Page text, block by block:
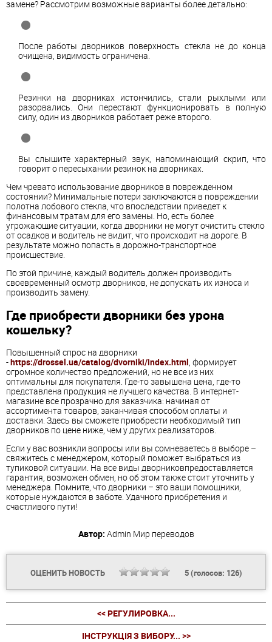
замене? Рассмотрим возможные варианты более детально:
После работы дворников поверхность стекла не до конца
очищена, видимость ограничена.
Резинки на дворниках истончились, стали рыхлыми или
разорвались. Они перестают функционировать в полную
силу, один из дворников работает реже второго.
Вы слышите характерный звук, напоминающий скрип, что
говорит о пересыхании резинок на дворниках.
Чем чревато использование дворников в поврежденном
состоянии? Минимальные потери заключаются в повреждении
полотна лобового стекла, что впоследствии приведет к
финансовым тратам для его замены. Но, есть более
угрожающие ситуации, когда дворники не могут очистить стекло
от осадков и водитель не видит, что происходит на дороге. В
результате можно попасть в дорожно-транспортное
происшествие.
По этой причине, каждый водитель должен производить
своевременный осмотр дворников, не допускать их износа и
производить замену.
Где приобрести дворники без урона
кошельку?
Повышенный спрос на дворники
-https://drossel.ua/catalog/dvorniki/index.html , формирует
огромное количество предложений, но не все из них
оптимальны для покупателя. Где-то завышена цена, где-то
представлена продукция не лучшего качества. В интернет-
магазине все прозрачно для заказчика: начиная от
ассортимента товаров, заканчивая способом оплаты и
доставки. Здесь вы сможете приобрести необходимый тип
дворников по цене ниже, чем у других реализаторов.
Если у вас возникли вопросы или вы сомневаетесь в выборе –
свяжитесь с менеджером, который поможет выбраться из
тупиковой ситуации. На все виды дворниковпредоставляется
гарантия, возможен обмен, но об этом также стоит уточнить у
менеджера. Помните, что дворники – это ваши помощники,
которые нуждаются в заботе. Удачного приобретения и
счастливого пути!
Автор: Admin Мир переводов
ОЦЕНИТЬ НОВОСТЬ 5(голосов: 126)
<< РЕГУЛИРОВКА...
ІНСТРУКЦІЯ З ВИБОРУ... >>